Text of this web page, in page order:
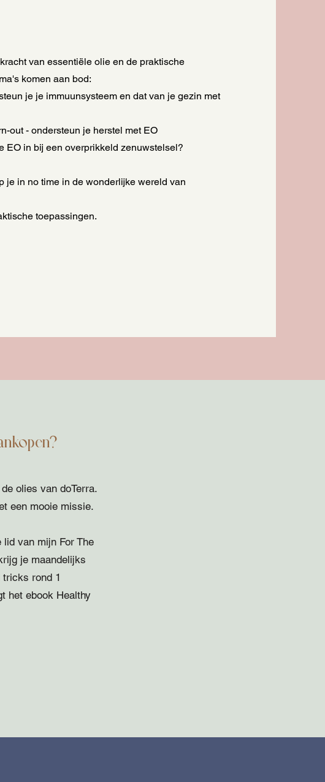
van essentiële olie en de praktische
komen aan bod:
je je immuunsysteem en dat van je gezin met
out - ondersteun je herstel met EO
EO in bij een overprikkeld zenuwstelsel?
je in no time in de wonderlijke wereld van
toepassingen.
olies van doTerra.
een mooie missie.
lid van mijn For The
je maandelijks
rond 1
het ebook Healthy